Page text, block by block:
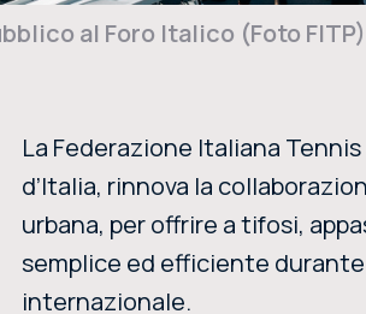
al Foro Italico (Foto FITP)
La Federazione Italiana
d’Italia, rinnova la
urbana, per offrire a tifosi,
semplice ed efficiente
internazionale.